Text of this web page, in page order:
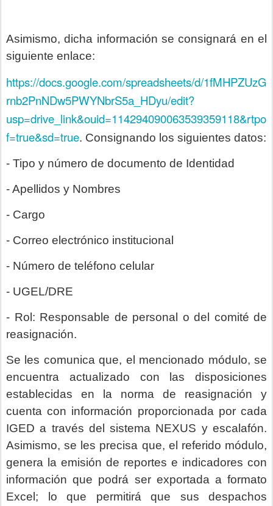
Asimismo, dicha información se consignará en el
siguiente enlace:
https://docs.google.com/spreadsheets/d/1fMHPZUzG
rnb2PnNDw5PWYNbrS5a_HDyu/edit?
usp=drive_link&ouid=114294090063539359118&rtpo
f=true&sd=true. Consignando los siguientes datos:
- Tipo y número de documento de Identidad
- Apellidos y Nombres
- Cargo
- Correo electrónico institucional
- Número de teléfono celular
- UGEL/DRE
- Rol: Responsable de personal o del comité de
reasignación.
Se les comunica que, el mencionado módulo, se
encuentra actualizado con las disposiciones
establecidas en la norma de reasignación y
cuenta con información proporcionada por cada
IGED a través del sistema NEXUS y escalafón.
Asimismo, se les precisa que, el referido módulo,
genera la emisión de reportes e indicadores con
información que podrá ser exportada a formato
Excel; lo que permitirá que sus despachos